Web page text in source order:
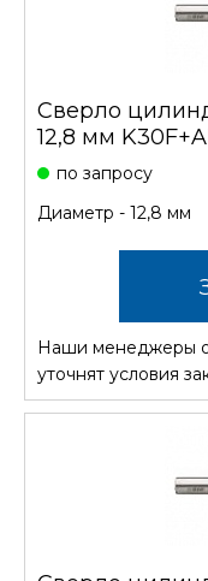
Сверло
12,8 мм
по запросу
Диаметр - 12,8 мм
Наши менеджеры
уточнят условия